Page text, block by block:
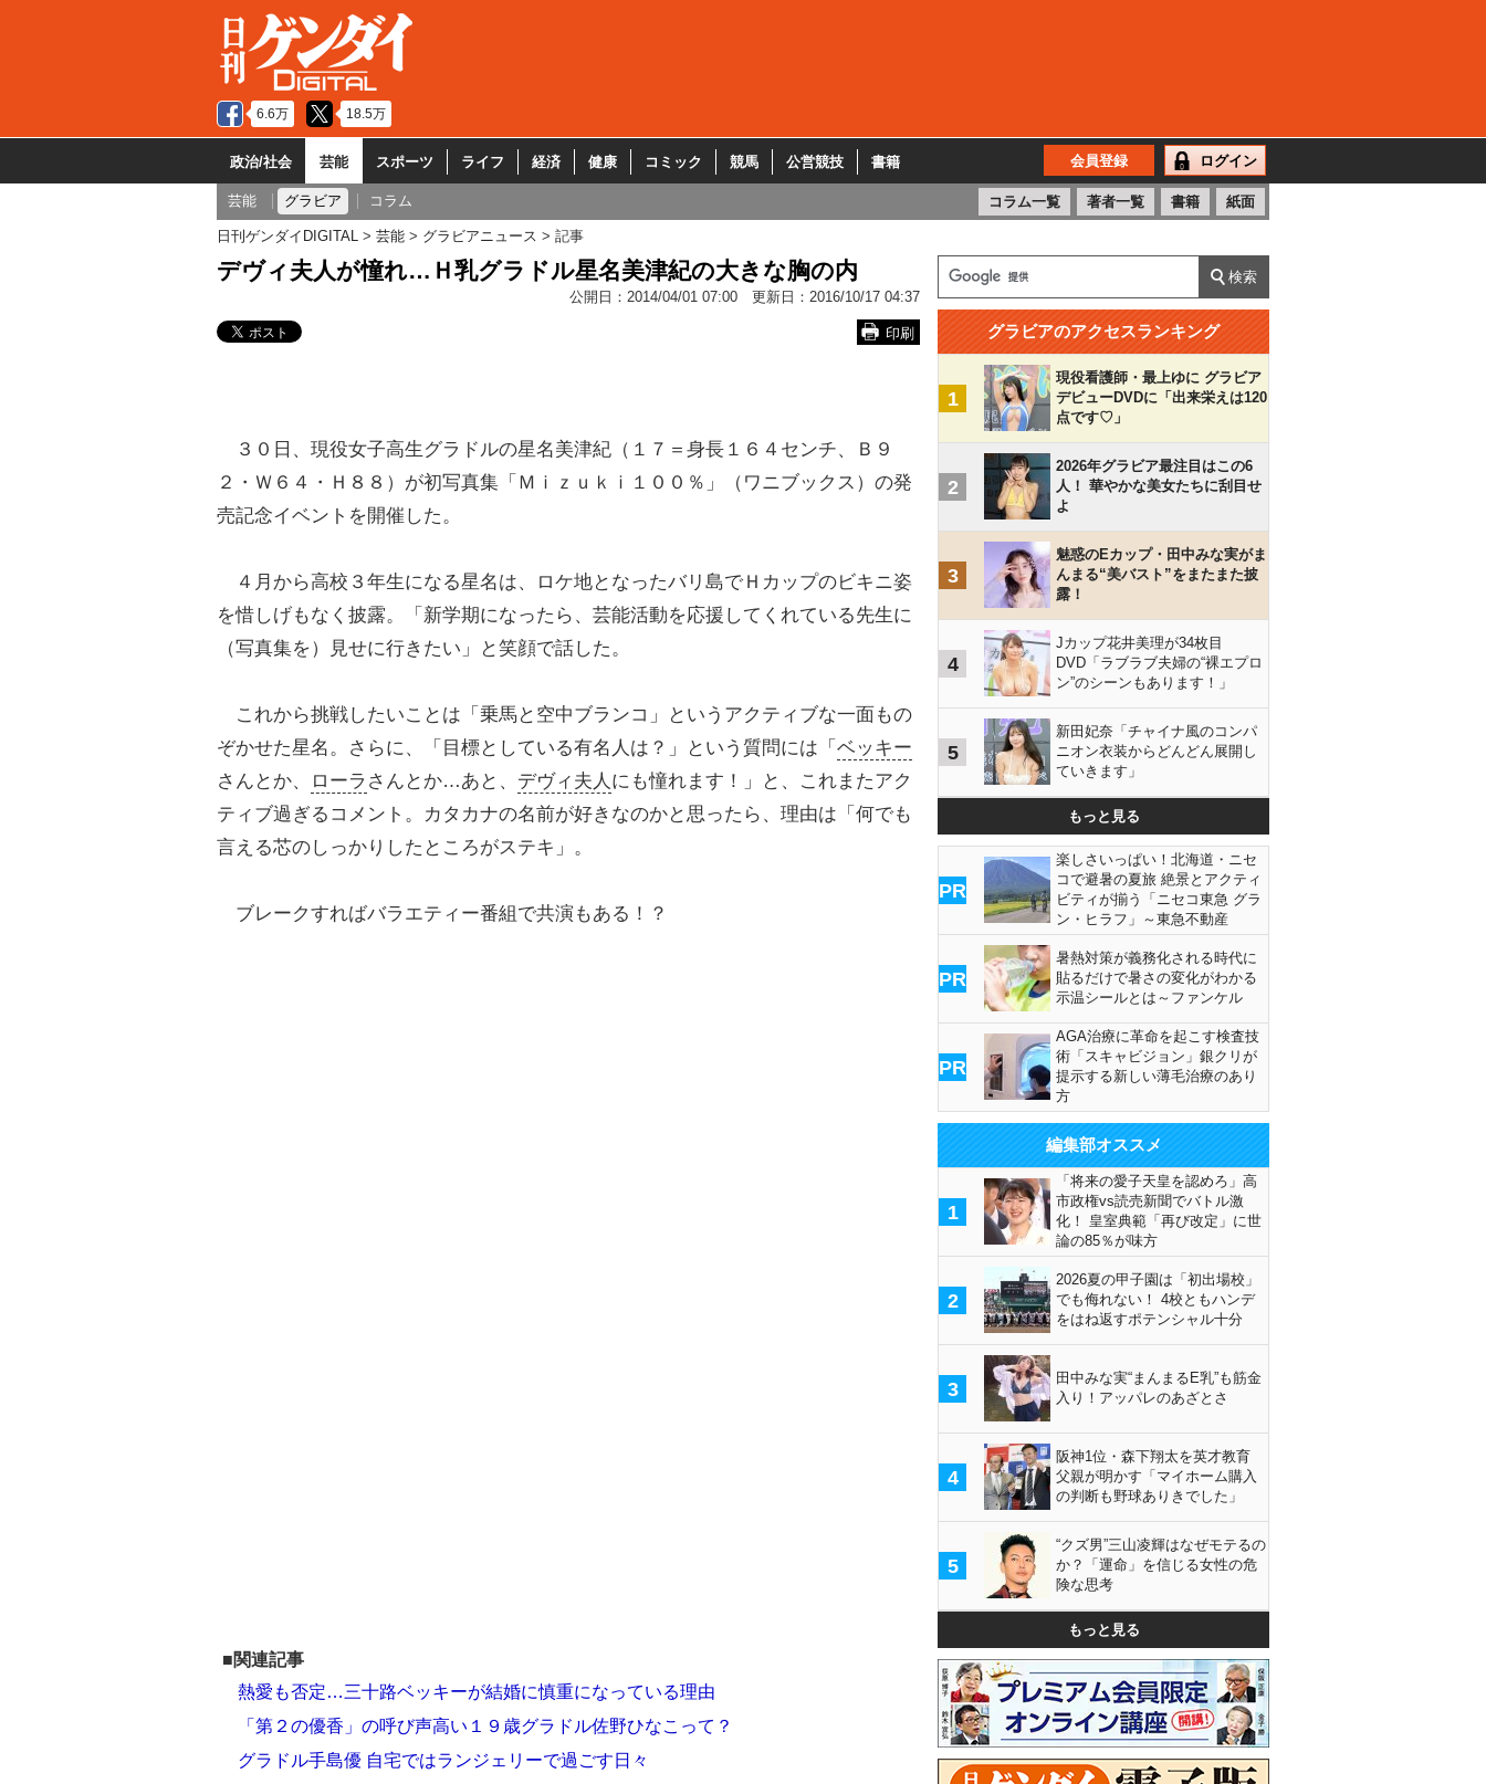
6.6万 18.5万
政治/社会 芸能 スポーツ ライフ 経済 健康 コミック 競馬 公営競技 書籍 会員登録 ログイン
芸能 グラビア コラム コラム一覧 著者一覧 書籍 紙面
日刊ゲンダイDIGITAL 芸能 グラビアニュース 記事
デヴィ夫人が憧れ…Ｈ乳グラドル星名美津紀の大きな胸の内
公開日： 2014/04/01 07:00 更新日： 2016/10/17 04:37
印刷
３０日、現役女子高生グラドルの星名美津紀（１７＝身長１６４センチ、Ｂ９
２・Ｗ６４・Ｈ８８）が初写真集「Ｍｉｚｕｋｉ１００％」（ワニブックス）の発
売記念イベントを開催した。
４月から高校３年生になる星名は、ロケ地となったバリ島でＨカップのビキニ姿
を惜しげもなく披露。「新学期になったら、芸能活動を応援してくれている先生に
（写真集を）見せに行きたい」と笑顔で話した。
これから挑戦したいことは「乗馬と空中ブランコ」というアクティブな一面もの
ぞかせた星名。さらに、「目標としている有名人は？」という質問には「 ベッキー
さんとか、
ローラ さんとか…あと、 デヴィ夫人 にも憧れます！」と、これまたアク
ティブ過ぎるコメント。カタカナの名前が好きなのかと思ったら、理由は「何でも
言える芯のしっかりしたところがステキ」。
ブレークすればバラエティー番組で共演もある！？
■関連記事
熱愛も否定…三十路ベッキーが結婚に慎重になっている理由
「第２の優香」の呼び声高い１９歳グラドル佐野ひなこって？
グラドル手島優 自宅ではランジェリーで過ごす日々
グラビアのアクセスランキング
1
現役看護師・最上ゆに グラビア
デビューDVDに「出来栄えは120
点です♡」
2
2026年グラビア最注目はこの6
人！ 華やかな美女たちに刮目せ
よ
3
魅惑のEカップ・田中みな実がま
んまる“美バスト”をまたまた披
露！
4
Jカップ花井美理が34枚目
DVD「ラブラブ夫婦の“裸エプロ
ン”のシーンもあります！」
5
新田妃奈「チャイナ風のコンパ
ニオン衣装からどんどん展開し
ていきます」
もっと見る
PR
楽しさいっぱい！北海道・ニセ
コで避暑の夏旅 絶景とアクティ
ビティが揃う「ニセコ東急 グラ
ン・ヒラフ」～東急不動産
PR
暑熱対策が義務化される時代に
貼るだけで暑さの変化がわかる
示温シールとは～ファンケル
PR
AGA治療に革命を起こす検査技
術「スキャビジョン」銀クリが
提示する新しい薄毛治療のあり
方
編集部オススメ
1
「将来の愛子天皇を認めろ」高
市政権vs読売新聞でバトル激
化！ 皇室典範「再び改定」に世
論の85％が味方
2
2026夏の甲子園は「初出場校」
でも侮れない！ 4校ともハンデ
をはね返すポテンシャル十分
3
田中みな実“まんまるE乳”も筋金
入り！アッパレのあざとさ
4
阪神1位・森下翔太を英才教育
父親が明かす「マイホーム購入
の判断も野球ありきでした」
5
“クズ男”三山凌輝はなぜモテるの
か？「運命」を信じる女性の危
険な思考
もっと見る